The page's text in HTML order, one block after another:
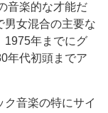
音楽的な才能だ
男女混合の主要な
1975年までにグ
年代初頭までア
音楽の特にサイ